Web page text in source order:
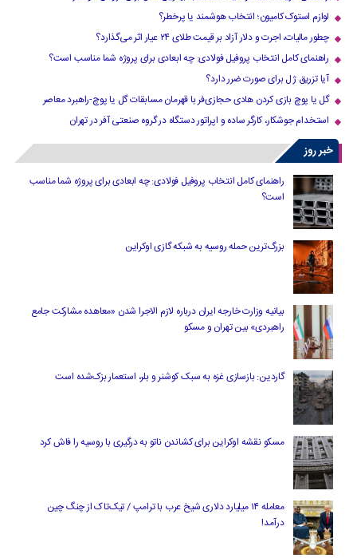
لوازم استوک کامیون؛ انتخاب هوشمند یا پرخطر؟
چطور مالیات، اجرت و دلار آزاد بر قیمت طلای ۲۴ عیار اثر می‌گذارد؟
راهنمای کامل انتخاب پروفیل فولادی: چه ابعادی برای پروژه شما مناسب است؟
آیا تزریق ژل برای صورت ضرر دارد​؟
گل یا پوچ بازی کردن هادی حجازی‌فر با قهرمان مسابقات گل یا پوچ-راهبرد معاصر
استخدام جوشکار، کارگر ساده و اپراتور دستگاه در گروه صنعتی آفر در تهران
خبر روز
راهنمای کامل انتخاب پروفیل فولادی: چه ابعادی برای پروژه شما مناسب
است؟
بزرگ‌ترین حمله روسیه به شبکه گازی اوکراین
بیانیه وزارت خارجه ایران درباره لازم‌ الاجرا شدن «معاهده مشارکت جامع
راهبردی» بین تهران و مسکو
گاردین: بازسازی غزه به سبک کوشنر و بلر، استعمار بزک‌شده است
مسکو نقشه اوکراین برای کشاندن ناتو به درگیری با روسیه را فاش کرد
معامله ۱۴ میلیارد دلاری شیخ عرب با ترامپ / تیک‌تاک از چنگ چین
درآمد!